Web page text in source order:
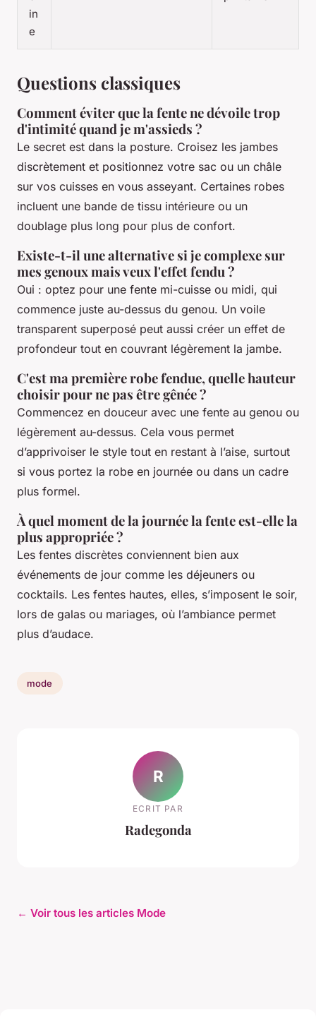
in
e
Questions classiques
Comment éviter que la fente ne dévoile trop
d'intimité quand je m'assieds ?
Le secret est dans la posture. Croisez les jambes
discrètement et positionnez votre sac ou un châle
sur vos cuisses en vous asseyant. Certaines robes
incluent une bande de tissu intérieure ou un
doublage plus long pour plus de confort.
Existe-t-il une alternative si je complexe sur
mes genoux mais veux l'effet fendu ?
Oui : optez pour une fente mi-cuisse ou midi, qui
commence juste au-dessus du genou. Un voile
transparent superposé peut aussi créer un effet de
profondeur tout en couvrant légèrement la jambe.
C'est ma première robe fendue, quelle hauteur
choisir pour ne pas être gênée ?
Commencez en douceur avec une fente au genou ou
légèrement au-dessus. Cela vous permet
d’apprivoiser le style tout en restant à l’aise, surtout
si vous portez la robe en journée ou dans un cadre
plus formel.
À quel moment de la journée la fente est-elle la
plus appropriée ?
Les fentes discrètes conviennent bien aux
événements de jour comme les déjeuners ou
cocktails. Les fentes hautes, elles, s’imposent le soir,
lors de galas ou mariages, où l’ambiance permet
plus d’audace.
mode
R
ECRIT PAR
Radegonda
← Voir tous les articles Mode